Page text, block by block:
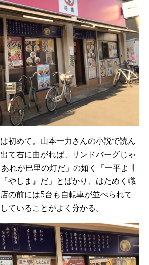
初めて。山本一力さんの小説で読ん
て右に曲がれば、リンドバーグじゃ
あれが巴里の灯だ」の如く「一平よ
やしま』だ」とばかり、はためく幟
の前には5台も自転車が並べられて
ていることがよく分かる。